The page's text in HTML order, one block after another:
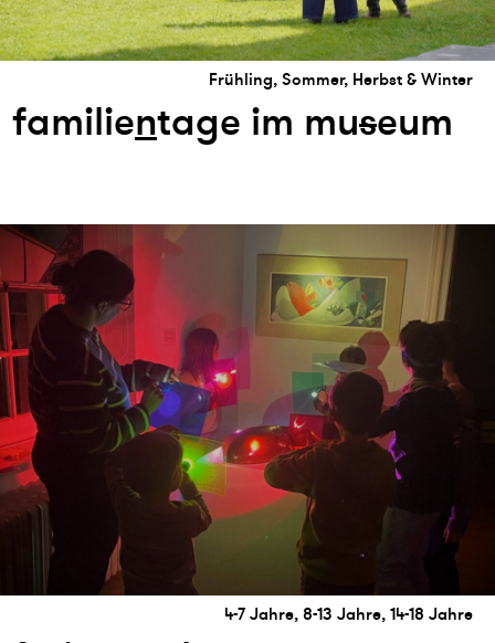
Frühling, Sommer, Herbst & Winter
familientage im museum
4-7 Jahre, 8-13 Jahre, 14-18 Jahre